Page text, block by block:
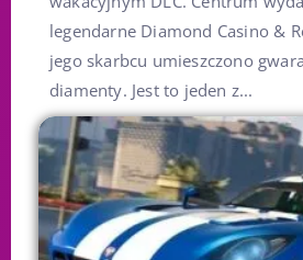
legendarne Diamond Casino &
jego skarbcu umieszczono
diamenty. Jest to jeden z...